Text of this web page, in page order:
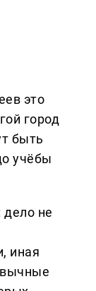
это
город
быть
учёбы
дело не
иная